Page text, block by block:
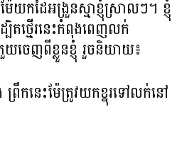
យកដៃអង្រួនស្មាខ្ញុំស្រាលៗ។ ខ្ញុំ
បិតថ្មើរនេះកំពុងពេញលក់
េញពីខ្លួនខ្ញុំ រួចនិយាយ៖
កនេះម៉ែត្រូវយកខ្នុរទៅលក់នៅ